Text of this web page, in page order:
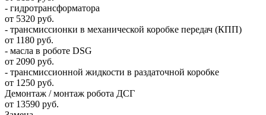
- гидротрансформатора
от 5320 руб.
- трансмиссионки в механической коробке передач (КПП)
от 1180 руб.
- масла в роботе DSG
от 2090 руб.
- трансмиссионной жидкости в раздаточной коробке
от 1250 руб.
Демонтаж / монтаж робота ДСГ
от 13590 руб.